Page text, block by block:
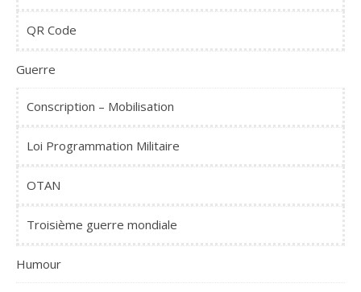
QR Code
Guerre
Conscription – Mobilisation
Loi Programmation Militaire
OTAN
Troisième guerre mondiale
Humour